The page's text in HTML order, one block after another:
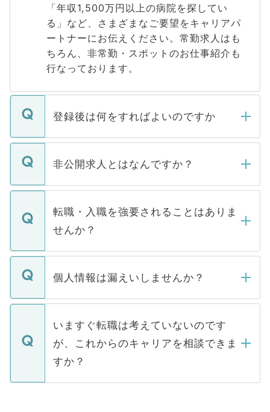
「年収1,500万円以上の病院を探してい
る」など、さまざまなご要望をキャリアパ
ートナーにお伝えください。常勤求人はも
ちろん、非常勤・スポットのお仕事紹介も
行なっております。
登録後は何をすればよいのですか
ご登録いただきましたら、弊社担当者がご
登録内容を確認し、その後メールもしくは
ます。通常、5営業日以内にはご連絡をせて
いただきますので、しばらくお待ちくださ
非公開求人とはなんですか？
マイナビDOCTORで取り扱っている求人の
うち約3割は、Webサイトからご覧いただ
けない「非公開求人」です。非公開求人は
下記の理由によって、一般には公開してい
ません。
■応募殺到を避けるため 人気のある医療機
関を公にしてしまうと、応募が殺到する場
に、医療機関が求める条件に合った人材の
みを人材紹介会社に依頼するケースが増え
ています。
転職・入職を強要されることはありま
せんか？
転職・入職を強要することは一切ありませ
ん。また、仮に応募先から内定をいただい
定を承諾する必要はありません。内定先へ
の辞退の連絡はキャリアパートナーが行い
個人情報は漏えいしませんか？
個人情報が漏えいすることはありませんの
で、ご安心ください。当サイトからの登録
などで収集したご登録者様の個人情報は、
ご本人のキャリアアップおよび転職活動の
支援を目的に使用いたします。お預かりし
ているすべての個人データはご本人の許可
いますぐ転職は考えていないのです
が、これからのキャリアを相談できま
すか？